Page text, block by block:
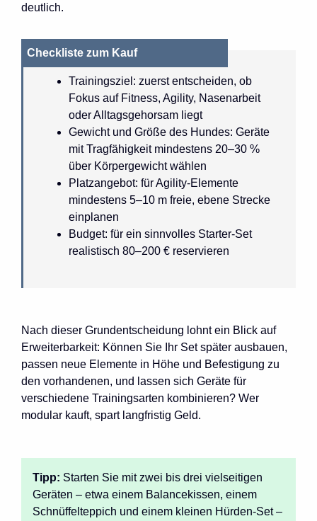
deutlich.
Checkliste zum Kauf
Trainingsziel: zuerst entscheiden, ob
Fokus auf Fitness, Agility, Nasenarbeit
oder Alltagsgehorsam liegt
Gewicht und Größe des Hundes: Geräte
mit Tragfähigkeit mindestens 20–30 %
über Körpergewicht wählen
Platzangebot: für Agility-Elemente
mindestens 5–10 m freie, ebene Strecke
einplanen
Budget: für ein sinnvolles Starter-Set
realistisch 80–200 € reservieren
Nach dieser Grundentscheidung lohnt ein Blick auf
Erweiterbarkeit: Können Sie Ihr Set später ausbauen,
passen neue Elemente in Höhe und Befestigung zu
den vorhandenen, und lassen sich Geräte für
verschiedene Trainingsarten kombinieren? Wer
modular kauft, spart langfristig Geld.
Tipp: Starten Sie mit zwei bis drei vielseitigen
Geräten – etwa einem Balancekissen, einem
Schnüffelteppich und einem kleinen Hürden-Set –